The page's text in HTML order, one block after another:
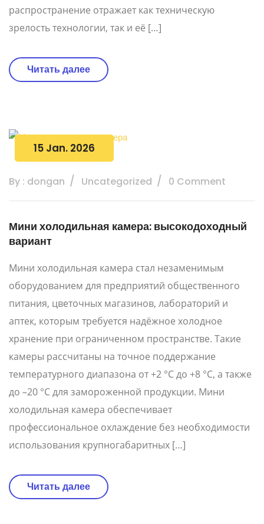
распространение отражает как техническую
зрелость технологии, так и её […]
Читать далее
15 Jan. 2026
By : dongan Uncategorized 0 Comment
Мини холодильная камера: высокодоходный
вариант
Мини холодильная камера стал незаменимым
оборудованием для предприятий общественного
питания, цветочных магазинов, лабораторий и
аптек, которым требуется надёжное холодное
хранение при ограниченном пространстве. Такие
камеры рассчитаны на точное поддержание
температурного диапазона от +2 °C до +8 °C, а также
до –20 °C для замороженной продукции. Мини
холодильная камера обеспечивает
профессиональное охлаждение без необходимости
использования крупногабаритных […]
Читать далее